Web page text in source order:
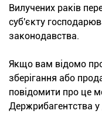
Вилучених раків
суб'єкту
законодавства.
Якщо вам відомо
зберігання або
повідомити про це
Держрибагентства у